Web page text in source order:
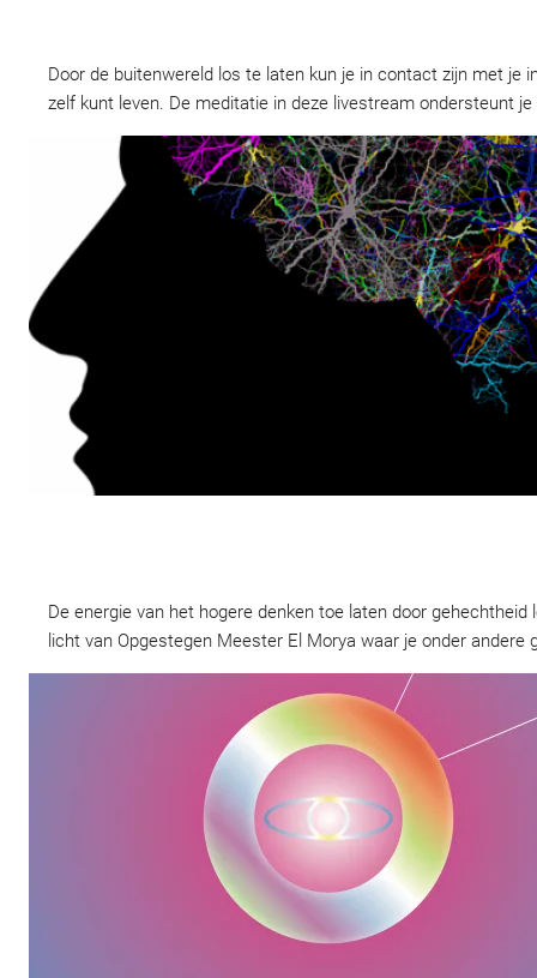
Door de buitenwereld los te laten kun je in contact zijn met je
zelf kunt leven. De meditatie in deze livestream ondersteunt
De energie van het hogere denken toe laten door
licht van Opgestegen Meester El Morya waar je onder